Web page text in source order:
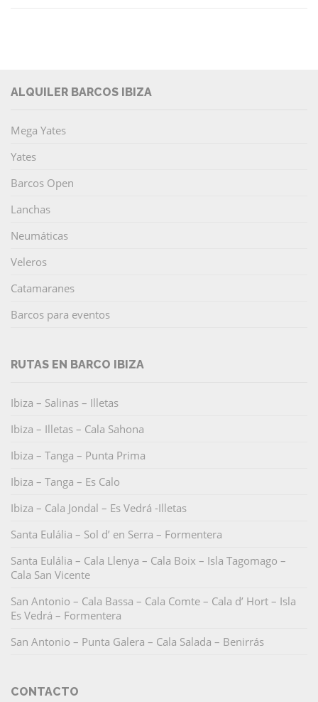
ALQUILER BARCOS IBIZA
Mega Yates
Yates
Barcos Open
Lanchas
Neumáticas
Veleros
Catamaranes
Barcos para eventos
RUTAS EN BARCO IBIZA
Ibiza – Salinas – Illetas
Ibiza – Illetas – Cala Sahona
Ibiza – Tanga – Punta Prima
Ibiza – Tanga – Es Calo
Ibiza – Cala Jondal – Es Vedrá -Illetas
Santa Eulália – Sol d’ en Serra – Formentera
Santa Eulália – Cala Llenya – Cala Boix – Isla Tagomago –
Cala San Vicente
San Antonio – Cala Bassa – Cala Comte – Cala d’ Hort – Isla
Es Vedrá – Formentera
San Antonio – Punta Galera – Cala Salada – Benirrás
CONTACTO